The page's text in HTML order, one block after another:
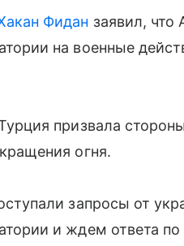
Фидан заявил, что
на военные
призвала
огня.
запросы от
и ждем ответа по